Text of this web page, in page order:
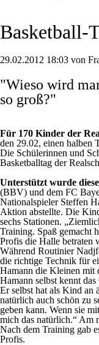
Basketball-
29.02.2012 18:03 von
"Wieso wird
so groß?"
Für 170 Kinder der
den 29.02, einen halben
Die Schülerinnen und
Basketballtag der
Unterstützt wurde
(BBV) und dem FC
Nationalspieler Steffen
Aktion abstellte. Die
sechs Stationen.
Training. Spaß gemacht
Profis die Halle betraten
Während Routinier
die richtige Technik für
Hamann die Kleinen mit
Hamann selbst kennt
Er selbst hat als Kind an
natürlich auch schön zu
geben kann. Wenn sie
mich das natürlich.“ Am
Nach dem Training gab
Profis.